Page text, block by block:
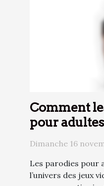
Comment
pour
Dimanche 16
Les parodies pour
l’univers des jeux